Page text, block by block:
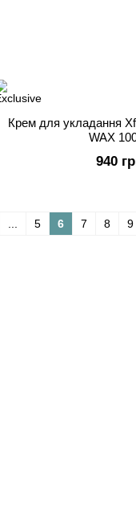
Крем для укладання
WAX
940
5 6 7 8 9